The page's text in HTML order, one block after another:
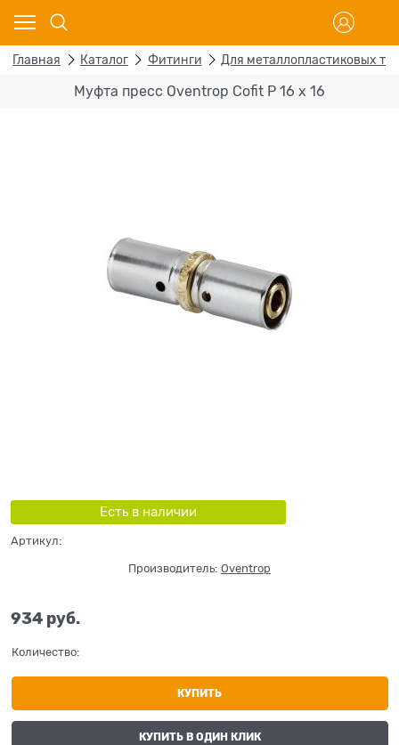
Главная Каталог Фитинги Для металлопластиковых
Муфта пресс Oventrop Cofit P 16 х 16
Есть в наличии
Артикул:
Производитель: Oventrop
934 руб.
Количество:
КУПИТЬ
КУПИТЬ В ОДИН КЛИК